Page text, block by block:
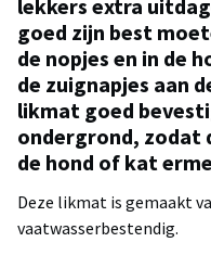
lekkers extra
goed zijn best
de nopjes en in de
de zuignapjes aan
likmat goed
ondergrond, zodat
de hond of kat
Deze likmat is gemaakt
vaatwasserbestendig.